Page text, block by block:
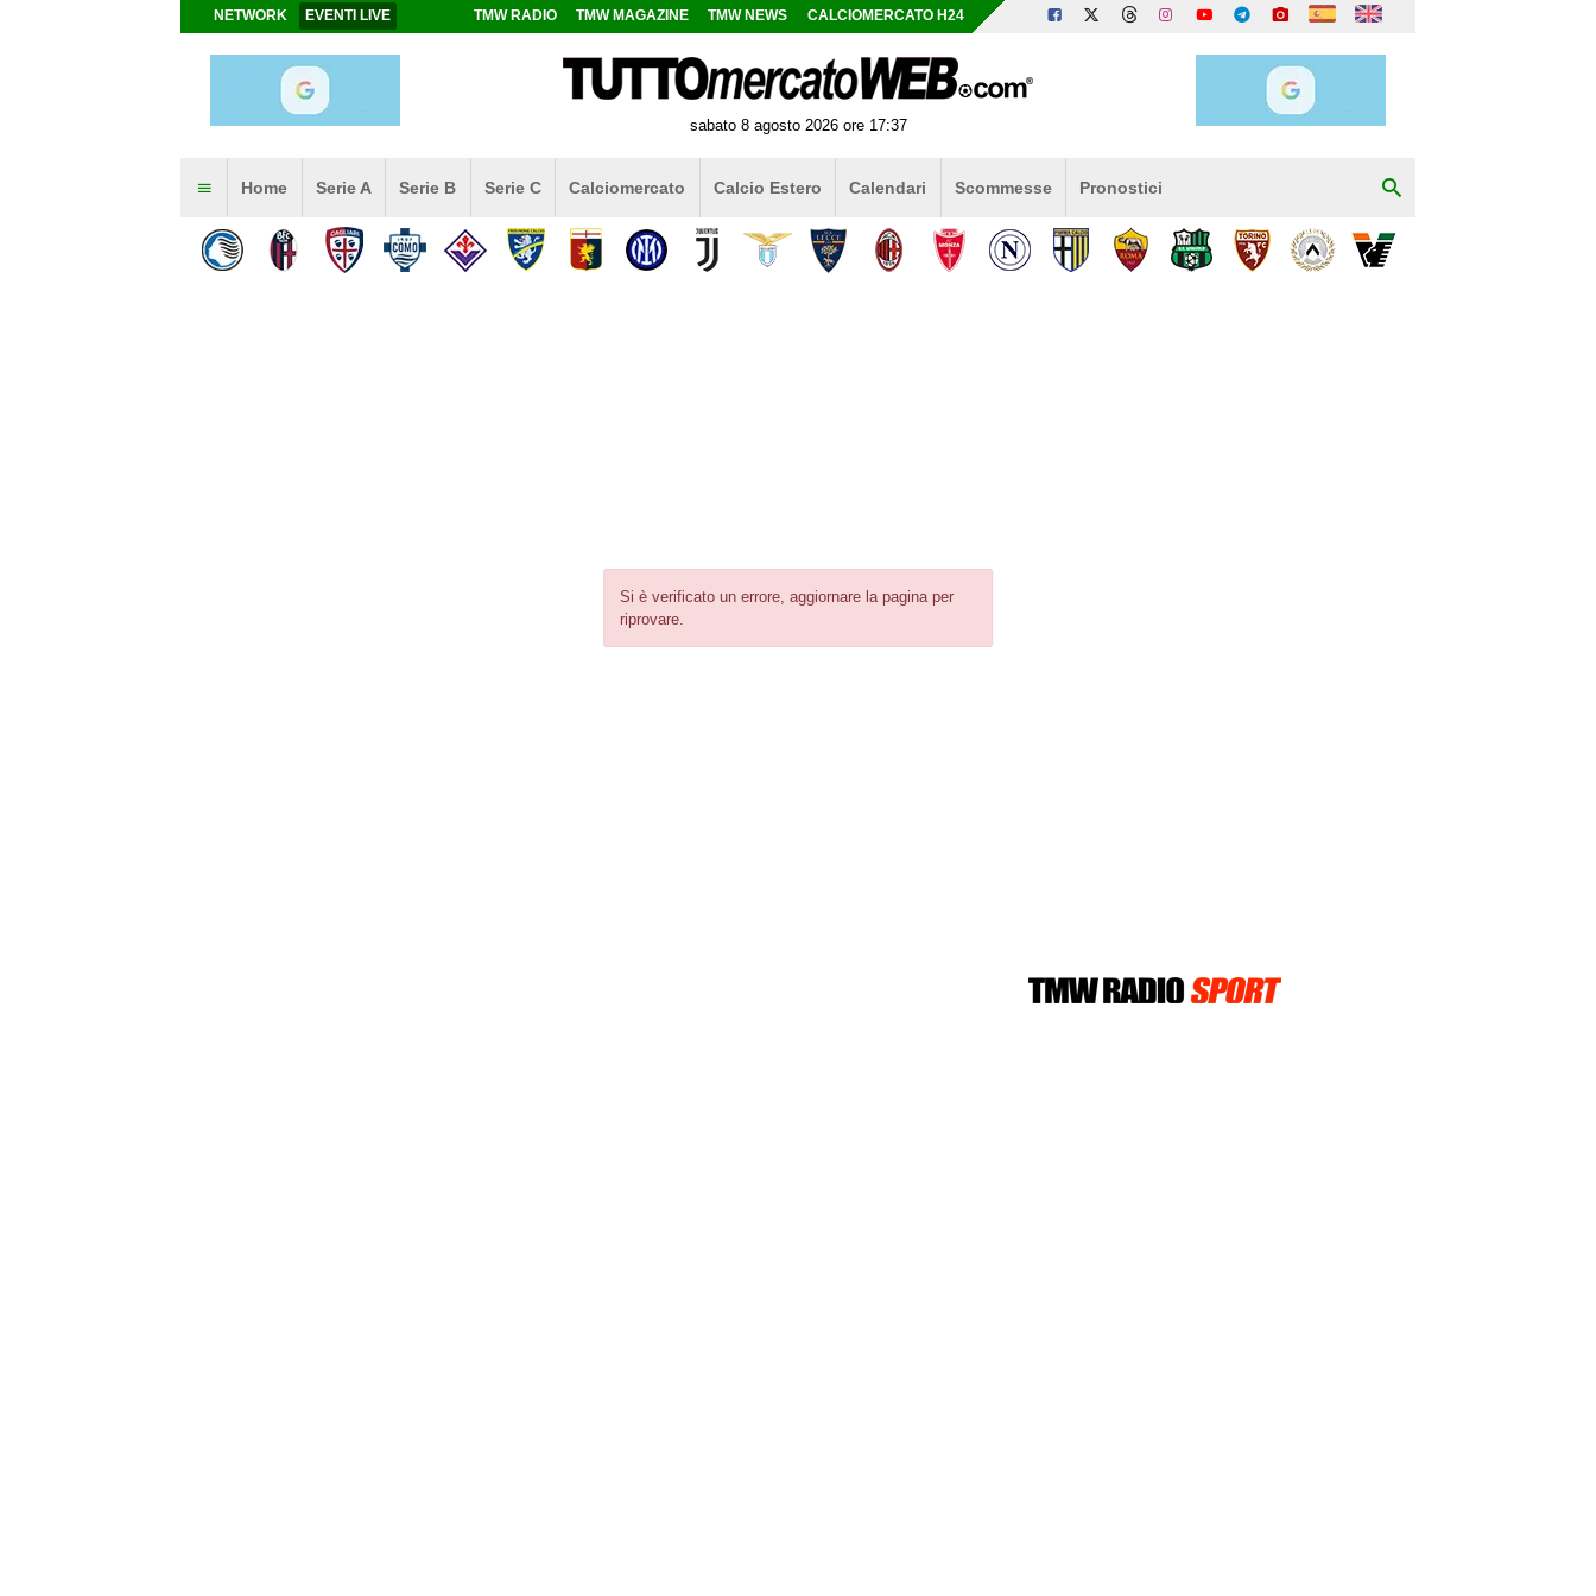
Si è verificato un errore, aggiornare la pagina per
riprovare.
NETWORK EVENTI LIVE TMW RADIO TMW MAGAZINE TMW NEWS CALCIOMERCATO H24
sabato 8 agosto 2026 ore 17:37
Home Serie A Serie B Serie C Calciomercato Calcio Estero Calendari Scommesse Pronostici